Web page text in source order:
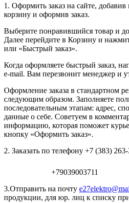
1. Оформить заказ на сайте,
корзину и оформив заказ.
Выберите понравившийся товар и
Далее перейдите в Корзину и
или «Быстрый заказ».
Когда оформляете быстрый заказ,
e-mail. Вам перезвонит менеджер и
Оформление заказа в стандартном
следующим образом. Заполняете
последовательным этапам: адрес,
данные о себе. Советуем в
информацию, которая поможет
кнопку «Оформить заказ».
2. Заказать по телефону +7 (383)
+79039003711
3.Отправить на почту
продукции, для юр. лиц к списку